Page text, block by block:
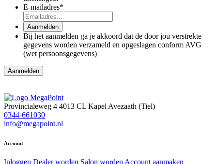
E-mailadres*
Aanmelden
Bij het aanmelden ga je akkoord dat de door jou verstrekte
gegevens worden verzameld en opgeslagen conform AVG
(wet persoonsgegevens)
Aanmelden
Provincialeweg 4 4013 CL Kapel Avezaath (Tiel)
0344-661030
info@megapoint.nl
Account
Inloggen Dealer worden Salon wordenAccount aanmaken